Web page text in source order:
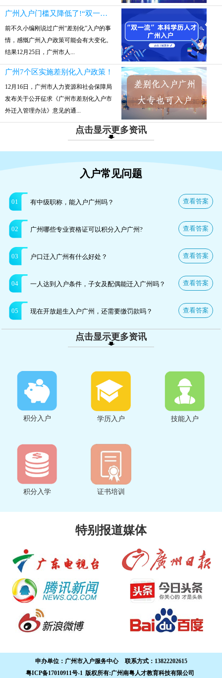
广州入户门槛又降低了!“双一流”本科参保就可入户
前不久小编刚说过广州“差别化”入户的事
情，感慨广州入户政策可能会有大变化。
结果12月25日，广州市人...
广州7个区实施差别化入户政策！
12月16日，广州市人力资源和社会保障局
发布关于公开征求《广州市差别化入户市
外迁入管理办法》意见的通...
点击显示更多资讯
入户常见问题
查看答案
01 有中级职称，能入户广州吗？
查看答案
02 广州哪些专业资格证可以积分入户广州?
查看答案
03 户口迁入广州有什么好处？
查看答案
04 一人达到入户条件，子女及配偶能迁入广州吗？
查看答案
05 现在开放超生入户广州，还需要缴罚款吗？
点击显示更多资讯
积分入户 学历入户 技能入户
积分入学 证书培训
特别报道媒体
申办单位： 广州市入户服务中心 联系方式： 13822202615
粤ICP备17010911号-1 版权所有:广州南粤人才教育科技有限公司